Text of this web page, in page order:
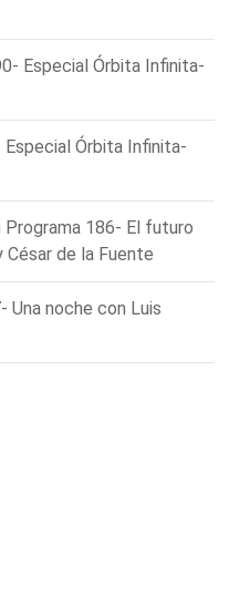
Especial Órbita Infinita-
Especial Órbita Infinita-
Programa 186- El futuro
César de la Fuente
Una noche con Luis